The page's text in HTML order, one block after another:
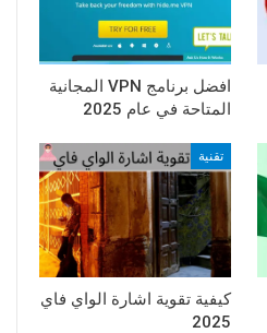
افضل برنامج VPN المجانية
المتاحة في عام 2025
تقنية
كيفية تقوية اشارة الواي فاي
2025